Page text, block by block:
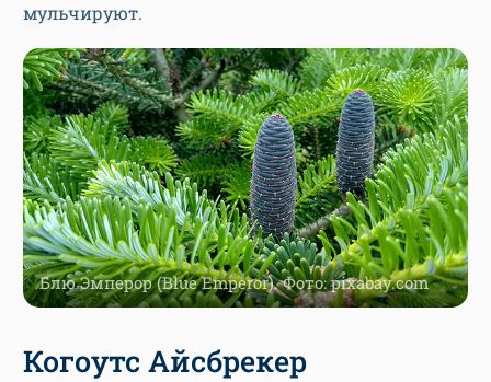
мульчируют.
Блю Эмперор (Blue Emperor). Фото: pixabay.com
Когоутс Айсбрекер